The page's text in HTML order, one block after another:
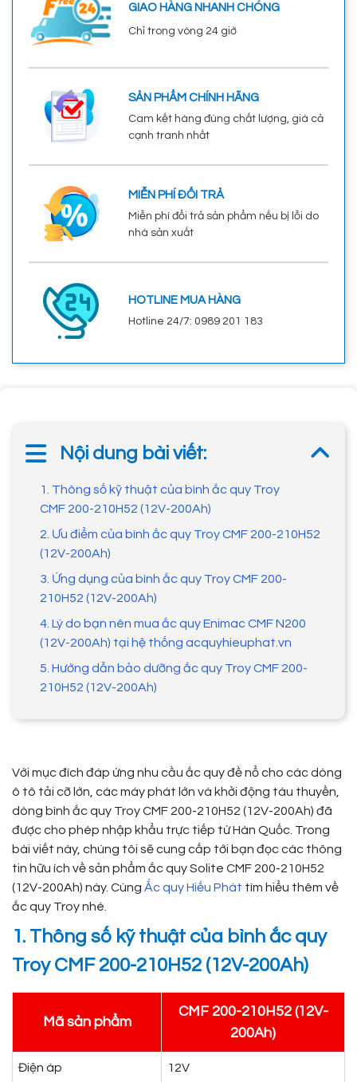
GIAO HÀNG NHANH CHÓNG
Chỉ trong vòng 24 giờ
SẢN PHẨM CHÍNH HÃNG
Cam kết hàng đúng chất lượng, giá cả
cạnh tranh nhất
MIỄN PHÍ ĐỔI TRẢ
Miễn phí đổi trả sản phẩm nếu bị lỗi do
nhà sản xuất
HOTLINE MUA HÀNG
Hotline 24/7: 0989 201 183
Nội dung bài viết:
1. Thông số kỹ thuật của bình ắc quy Troy
CMF 200-210H52 (12V-200Ah)
2. Ưu điểm của bình ắc quy Troy CMF 200-210H52
(12V-200Ah)
3. Ứng dụng của bình ắc quy Troy CMF 200-
210H52 (12V-200Ah)
4. Lý do bạn nên mua ắc quy Enimac CMF N200
(12V-200Ah) tại hệ thống acquyhieuphat.vn
5. Hướng dẫn bảo dưỡng ắc quy Troy CMF 200-
210H52 (12V-200Ah)
Với mục đích đáp ứng nhu cầu ắc quy đề nổ cho các dòng
ô tô tải cỡ lớn, các máy phát lớn và khởi động tàu thuyền,
dòng bình ắc quy Troy CMF 200-210H52 (12V-200Ah) đã
được cho phép nhập khẩu trực tiếp từ Hàn Quốc. Trong
bài viết này, chúng tôi sẽ cung cấp tới bạn đọc các thông
tin hữu ích về sản phẩm ắc quy Solite CMF 200-210H52
(12V-200Ah) này. Cùng Ắc quy Hiếu Phát tìm hiểu thêm về
ắc quy Troy nhé.
1. Thông số kỹ thuật của bình ắc quy
Troy CMF 200-210H52 (12V-200Ah)
Mã sản phẩm
CMF 200-210H52 (12V-
200Ah)
Điện áp 12V